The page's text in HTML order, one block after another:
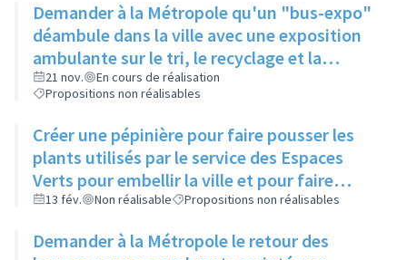
Demander à la Métropole qu'un "bus-expo"
déambule dans la ville avec une exposition
ambulante sur le tri, le recyclage et la
dégradation des détritus
21 nov.
En cours de réalisation
Propositions non réalisables
Créer une pépinière pour faire pousser les
plants utilisés par le service des Espaces
Verts pour embellir la ville et pour faire
profiter les habitants le souhaitant de
délaissés
13 fév. Non réalisable Propositions non réalisables
Demander à la Métropole le retour des